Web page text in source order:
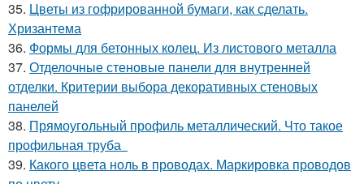
35. Цветы из гофрированной бумаги, как сделать.
Хризантема
36. Формы для бетонных колец. Из листового металла
37. Отделочные стеновые панели для внутренней
отделки. Критерии выбора декоративных стеновых
панелей
38. Прямоугольный профиль металлический. Что такое
профильная труба
39. Какого цвета ноль в проводах. Маркировка проводов